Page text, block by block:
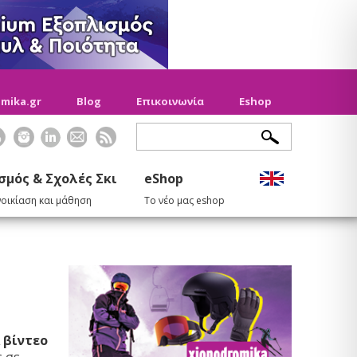
Blog Επικοινωνία Eshop
& Σχολές Σκι
και μάθηση
eShop
Το νέο μας eshop
βίντεο